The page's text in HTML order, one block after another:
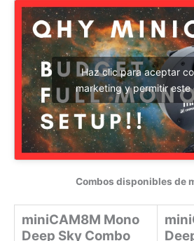
Haz clic para aceptar
marketing y permitir este
Combos disponibles de
miniCAM8M Mono
Deep Sky Combo